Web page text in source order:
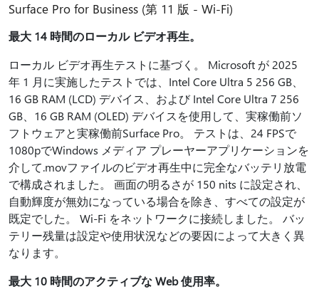
Surface Pro for Business (第 11 版 - Wi-Fi)
最大 14 時間のローカル ビデオ再生。
ローカル ビデオ再生テストに基づく。 Microsoft が 2025
年 1 月に実施したテストでは、Intel Core Ultra 5 256 GB、
16 GB RAM (LCD) デバイス、および Intel Core Ultra 7 256
GB、16 GB RAM (OLED) デバイスを使用して、実稼働前ソ
フトウェアと実稼働前Surface Pro。 テストは、24 FPSで
1080pでWindows メディア プレーヤーアプリケーションを
介して.movファイルのビデオ再生中に完全なバッテリ放電
で構成されました。 画面の明るさが 150 nits に設定され、
自動輝度が無効になっている場合を除き、すべての設定が
既定でした。 Wi-Fi をネットワークに接続しました。 バッ
テリー残量は設定や使用状況などの要因によって大きく異
なります。
最大 10 時間のアクティブな Web 使用率。